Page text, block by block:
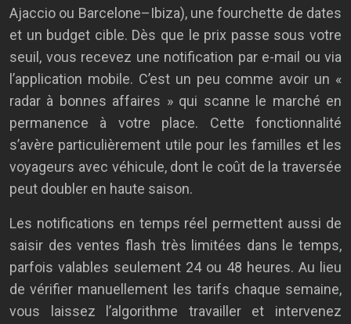
Ajaccio ou Barcelone–Ibiza), une fourchette de dates
et un budget cible. Dès que le prix passe sous votre
seuil, vous recevez une notification par e-mail ou via
l’application mobile. C’est un peu comme avoir un «
radar à bonnes affaires » qui scanne le marché en
permanence à votre place. Cette fonctionnalité
s’avère particulièrement utile pour les familles et les
voyageurs avec véhicule, dont le coût de la traversée
peut doubler en haute saison.
Les notifications en temps réel permettent aussi de
saisir des ventes flash très limitées dans le temps,
parfois valables seulement 24 ou 48 heures. Au lieu
de vérifier manuellement les tarifs chaque semaine,
vous laissez l’algorithme travailler et intervenez